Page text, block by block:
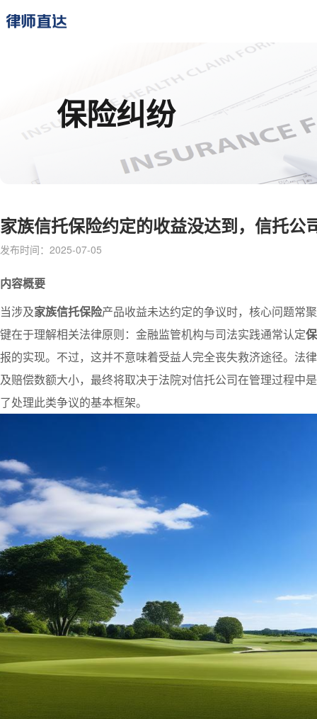
保险纠纷
家族信托保险约定的收益没达到，信托公
发布时间：2025-07-05
内容概要
当涉及家族信托保险产品收益未达约定的争议时，核心问题常
键在于理解相关法律原则：金融监管机构与司法实践通常认定
报的实现。不过，这并不意味着受益人完全丧失救济途径。法
及赔偿数额大小，最终将取决于法院对信托公司在管理过程中
了处理此类争议的基本框架。